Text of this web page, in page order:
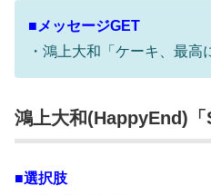
■メッセージGET
・鴻上大和「ケーキ、最高
鴻上大和(HappyEnd)「
■選択肢